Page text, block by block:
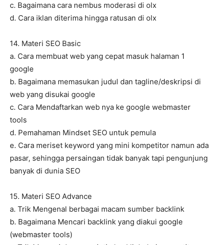
c. Bagaimana cara nembus moderasi di olx
d. Cara iklan diterima hingga ratusan di olx
14. Materi SEO Basic
a. Cara membuat web yang cepat masuk halaman 1
google
b. Bagaimana memasukan judul dan tagline/deskripsi di
web yang disukai google
c. Cara Mendaftarkan web nya ke google webmaster
tools
d. Pemahaman Mindset SEO untuk pemula
e. Cara meriset keyword yang mini kompetitor namun ada
pasar, sehingga persaingan tidak banyak tapi pengunjung
banyak di dunia SEO
15. Materi SEO Advance
a. Trik Mengenal berbagai macam sumber backlink
b. Bagaimana Mencari backlink yang diakui google
(webmaster tools)